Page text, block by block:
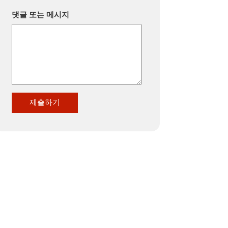
댓글 또는 메시지
제출하기